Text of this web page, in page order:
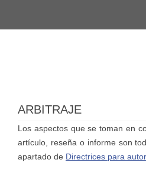
ARBITRAJE
Los aspectos que se toman en
artículo, reseña o informe son
apartado de Directrices para